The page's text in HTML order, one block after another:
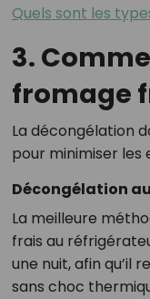
Quels sont les
3.
fromage
La décongélation
pour minimiser les
Décongélation
La meilleure
frais au
une nuit, afin qu’il
sans choc